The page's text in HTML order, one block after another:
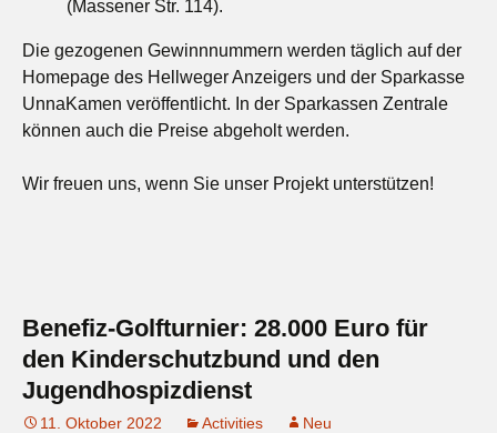
(Massener Str. 114).
Die gezogenen Gewinnnummern werden täglich auf der
Homepage des Hellweger Anzeigers und der Sparkasse
UnnaKamen veröffentlicht. In der Sparkassen Zentrale
können auch die Preise abgeholt werden.
Wir freuen uns, wenn Sie unser Projekt unterstützen!
Benefiz-Golfturnier: 28.000 Euro für
den Kinderschutzbund und den
Jugendhospizdienst
11. Oktober 2022 Activities Neu